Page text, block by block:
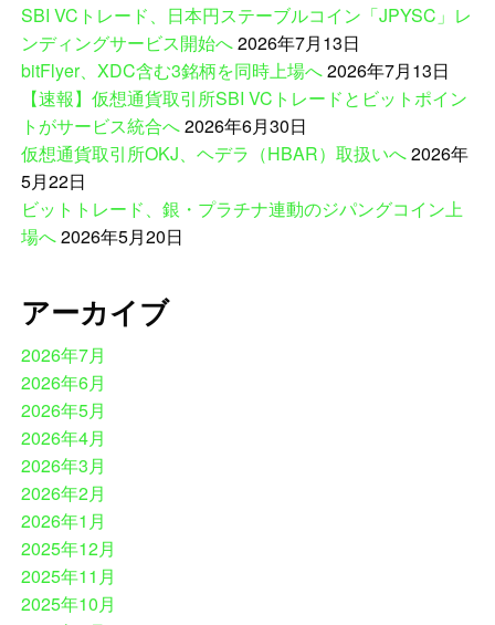
SBI VCトレード、日本円ステーブルコイン「JPYSC」レ
ンディングサービス開始へ2026年7月13日
bitFlyer、XDC含む3銘柄を同時上場へ2026年7月13日
【速報】仮想通貨取引所SBI VCトレードとビットポイン
トがサービス統合へ2026年6月30日
仮想通貨取引所OKJ、ヘデラ（HBAR）取扱いへ2026年
5月22日
ビットトレード、銀・プラチナ連動のジパングコイン上
場へ2026年5月20日
アーカイブ
2026年7月
2026年6月
2026年5月
2026年4月
2026年3月
2026年2月
2026年1月
2025年12月
2025年11月
2025年10月